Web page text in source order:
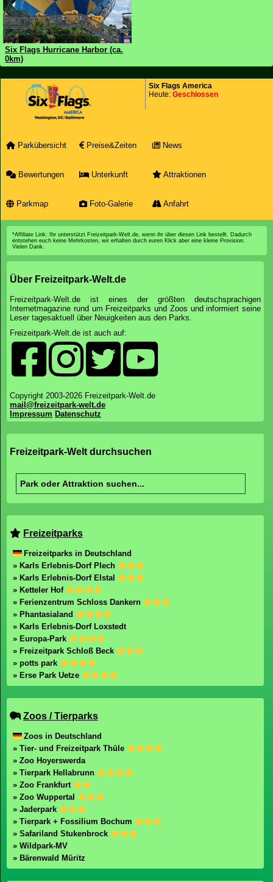
Six Flags Hurricane Harbor (ca.
0km)
Six Flags America
Heute: Geschlossen
Parkübersicht Preise&Zeiten News
Bewertungen Unterkunft Attraktionen
Parkmap Foto-Galerie Anfahrt
*Affiliate Link: Ihr unterstützt Freizeitpark-Welt.de, wenn ihr über diesen Link bestellt. Dadurch
entstehen euch keine Mehrkosten, wir erhalten durch euren Klick aber eine kleine Provision.
Vielen Dank.
Über Freizeitpark-Welt.de
Freizeitpark-Welt.de ist eines der größten deutschsprachigen
Internetmagazine rund um Freizeitparks und Zoos und informiert seine
Leser tagesaktuell über Neuigkeiten aus den Parks.
Freizeitpark-Welt.de ist auch auf:
Copyright 2003-2026 Freizeitpark-Welt.de
mail@freizeitpark-welt.de
Impressum Datenschutz
Freizeitpark-Welt durchsuchen
Freizeitparks
Freizeitparks in Deutschland
» Karls Erlebnis-Dorf Plech
» Karls Erlebnis-Dorf Elstal
» Ketteler Hof
» Ferienzentrum Schloss Dankern
» Phantasialand
» Karls Erlebnis-Dorf Loxstedt
» Europa-Park
» Freizeitpark Schloß Beck
» potts park
» Erse Park Uetze
Zoos / Tierparks
Zoos in Deutschland
» Tier- und Freizeitpark Thüle
» Zoo Hoyerswerda
» Tierpark Hellabrunn
» Zoo Frankfurt
» Zoo Wuppertal
» Jaderpark
» Tierpark + Fossilium Bochum
» Safariland Stukenbrock
» Wildpark-MV
» Bärenwald Müritz